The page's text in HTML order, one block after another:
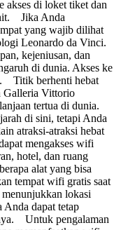
akses di loket tiket dan
Jika Anda
yang wajib dilihat
Leonardo da Vinci.
kejeniusan, dan
di dunia. Akses ke
Titik berhenti hebat
Galleria Vittorio
tertua di dunia.
di sini, tetapi Anda
atraksi-atraksi hebat
mengakses wifi
hotel, dan ruang
alat yang bisa
tempat wifi gratis saat
lokasi
dapat tetap
Untuk pengalaman